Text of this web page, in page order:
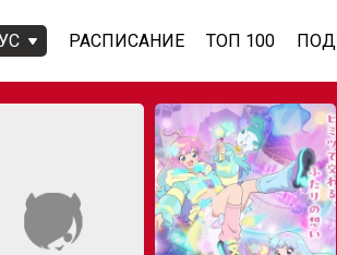
РАСПИСАНИЕ ТОП 100